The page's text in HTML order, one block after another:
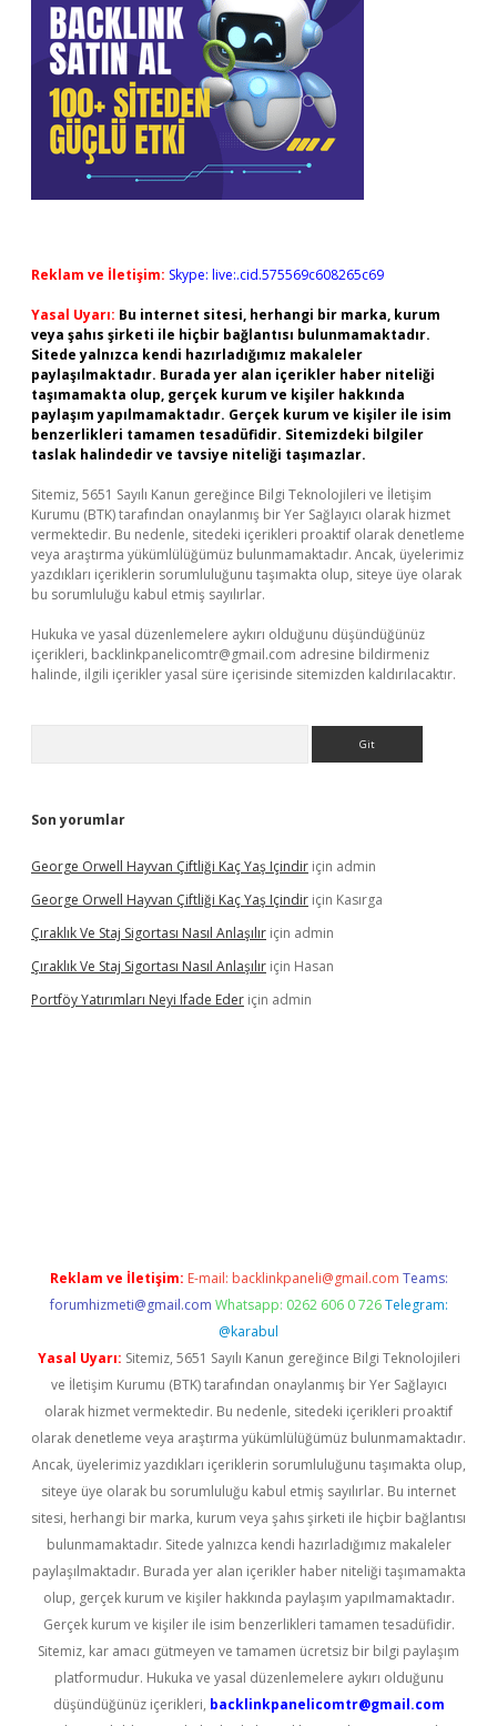
Reklam ve İletişim: Skype: live:.cid.575569c608265c69
Yasal Uyarı: Bu internet sitesi, herhangi bir marka, kurum
veya şahıs şirketi ile hiçbir bağlantısı bulunmamaktadır.
Sitede yalnızca kendi hazırladığımız makaleler
paylaşılmaktadır. Burada yer alan içerikler haber niteliği
taşımamakta olup, gerçek kurum ve kişiler hakkında
paylaşım yapılmamaktadır. Gerçek kurum ve kişiler ile isim
benzerlikleri tamamen tesadüfidir. Sitemizdeki bilgiler
taslak halindedir ve tavsiye niteliği taşımazlar.
Sitemiz, 5651 Sayılı Kanun gereğince Bilgi Teknolojileri ve İletişim
Kurumu (BTK) tarafından onaylanmış bir Yer Sağlayıcı olarak hizmet
vermektedir. Bu nedenle, sitedeki içerikleri proaktif olarak denetleme
veya araştırma yükümlülüğümüz bulunmamaktadır. Ancak, üyelerimiz
yazdıkları içeriklerin sorumluluğunu taşımakta olup, siteye üye olarak
bu sorumluluğu kabul etmiş sayılırlar.
Hukuka ve yasal düzenlemelere aykırı olduğunu düşündüğünüz
içerikleri, backlinkpanelicomtr@gmail.com adresine bildirmeniz
halinde, ilgili içerikler yasal süre içerisinde sitemizden kaldırılacaktır.
Son yorumlar
George Orwell Hayvan Çiftliği Kaç Yaş Içindir için admin
George Orwell Hayvan Çiftliği Kaç Yaş Içindir için Kasırga
Çıraklık Ve Staj Sigortası Nasıl Anlaşılır için admin
Çıraklık Ve Staj Sigortası Nasıl Anlaşılır için Hasan
Portföy Yatırımları Neyi Ifade Eder için admin
Reklam ve İletişim: E-mail: backlinkpaneli@gmail.com Teams:
forumhizmeti@gmail.com Whatsapp: 0262 606 0 726 Telegram:
@karabul
Yasal Uyarı: Sitemiz, 5651 Sayılı Kanun gereğince Bilgi Teknolojileri
ve İletişim Kurumu (BTK) tarafından onaylanmış bir Yer Sağlayıcı
olarak hizmet vermektedir. Bu nedenle, sitedeki içerikleri proaktif
olarak denetleme veya araştırma yükümlülüğümüz bulunmamaktadır.
Ancak, üyelerimiz yazdıkları içeriklerin sorumluluğunu taşımakta olup,
siteye üye olarak bu sorumluluğu kabul etmiş sayılırlar. Bu internet
sitesi, herhangi bir marka, kurum veya şahıs şirketi ile hiçbir bağlantısı
bulunmamaktadır. Sitede yalnızca kendi hazırladığımız makaleler
paylaşılmaktadır. Burada yer alan içerikler haber niteliği taşımamakta
olup, gerçek kurum ve kişiler hakkında paylaşım yapılmamaktadır.
Gerçek kurum ve kişiler ile isim benzerlikleri tamamen tesadüfidir.
Sitemiz, kar amacı gütmeyen ve tamamen ücretsiz bir bilgi paylaşım
platformudur. Hukuka ve yasal düzenlemelere aykırı olduğunu
düşündüğünüz içerikleri, backlinkpanelicomtr@gmail.com